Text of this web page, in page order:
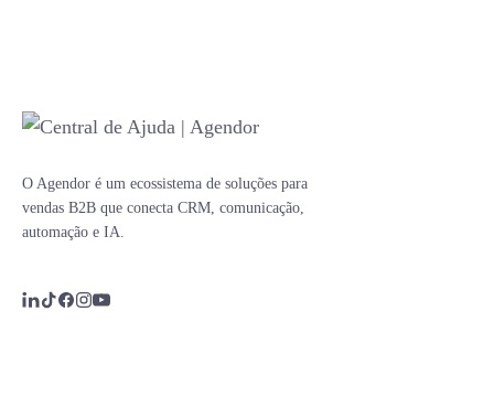
O Agendor é um ecossistema de soluções para
vendas B2B que conecta CRM, comunicação,
automação e IA.